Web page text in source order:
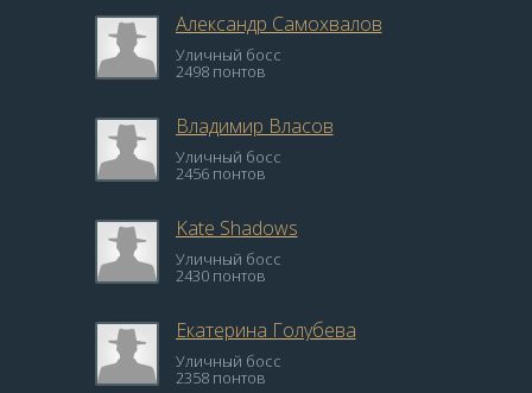
Александр Самохвалов
Уличный босс
2498 понтов
Владимир Власов
Уличный босс
2456 понтов
Kate Shadows
Уличный босс
2430 понтов
Екатерина Голубева
Уличный босс
2358 понтов